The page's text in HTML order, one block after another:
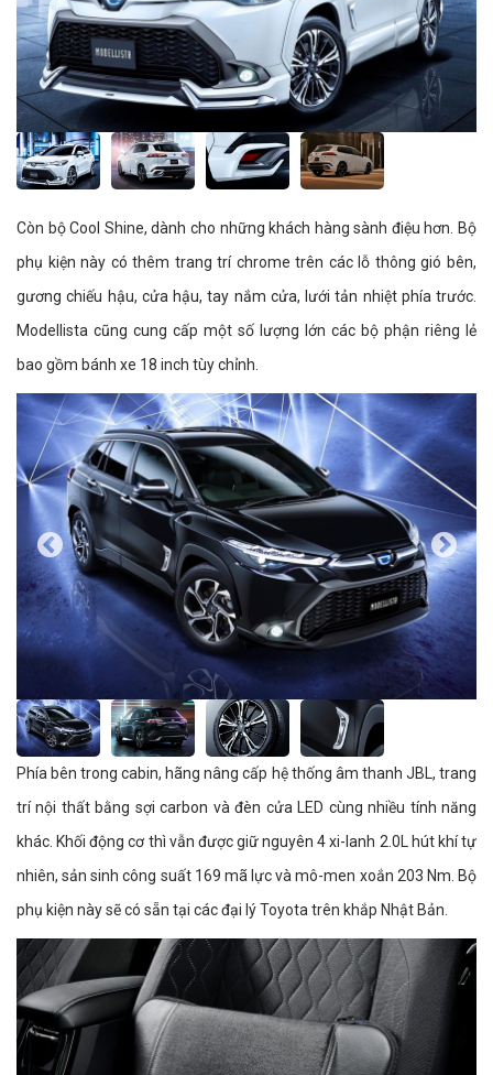
Còn bộ Cool Shine, dành cho những khách hàng sành điệu hơn. Bộ
phụ kiện này có thêm trang trí chrome trên các lỗ thông gió bên,
gương chiếu hậu, cửa hậu, tay nắm cửa, lưới tản nhiệt phía trước.
Modellista cũng cung cấp một số lượng lớn các bộ phận riêng lẻ
bao gồm bánh xe 18 inch tùy chỉnh.
Phía bên trong cabin, hãng nâng cấp hệ thống âm thanh JBL, trang
trí nội thất bằng sợi carbon và đèn cửa LED cùng nhiều tính năng
khác. Khối động cơ thì vẫn được giữ nguyên 4 xi-lanh 2.0L hút khí tự
nhiên, sản sinh công suất 169 mã lực và mô-men xoắn 203 Nm. Bộ
phụ kiện này sẽ có sẵn tại các đại lý Toyota trên khắp Nhật Bản.